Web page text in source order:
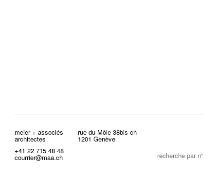
meier + associés
architectes
rue du Môle 38bis ch
1201 Genève
+41 22 715 48 48
courrier@maa.ch recherche par n°